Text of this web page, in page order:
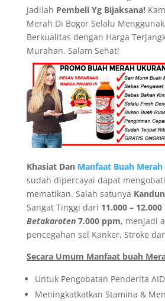
Jadilah Pembeli Yg Bijaksana!
Merah Di Bogor Selalu
Berkualitas dengan Harga
Murahan. Salam Sehat!
Khasiat DanManfaat Buah Merah
sudah dipercayai dapat
mematikan. Salah satunya
Sangat Tinggi dari 11.000 –
Betakaroten7.000 ppm, menjadi
pencegahan sel Kanker, Stroke
Secara Umum Manfaat buah
Untuk Pengobatan Penderita
Meningkatkatkan Stamina &